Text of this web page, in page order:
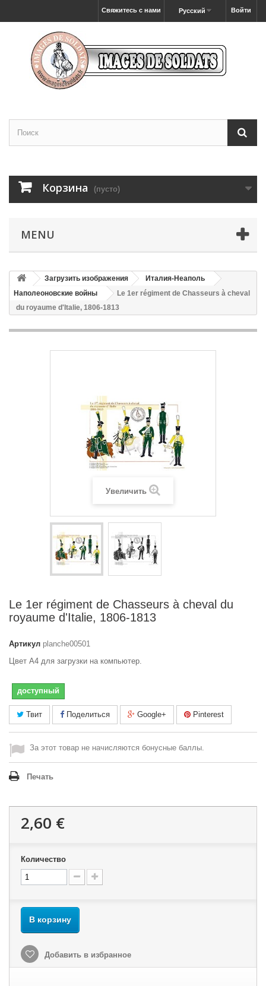
Войти
Русский
Свяжитесь с нами
Корзина (пусто)
MENU
Загрузить изображения
Италия-Неаполь
Наполеоновские войны
Le 1er régiment de Chasseurs à cheval
du royaume d'Italie, 1806-1813
Увеличить
Le 1er régiment de Chasseurs à cheval du
royaume d'Italie, 1806-1813
Артикул planche00501
Цвет A4 для загрузки на компьютер.
доступный
Твит Поделиться Google+ Pinterest
За этот товар не начисляются бонусные баллы.
Печать
2,60 €
Количество
В корзину
Добавить в избранное